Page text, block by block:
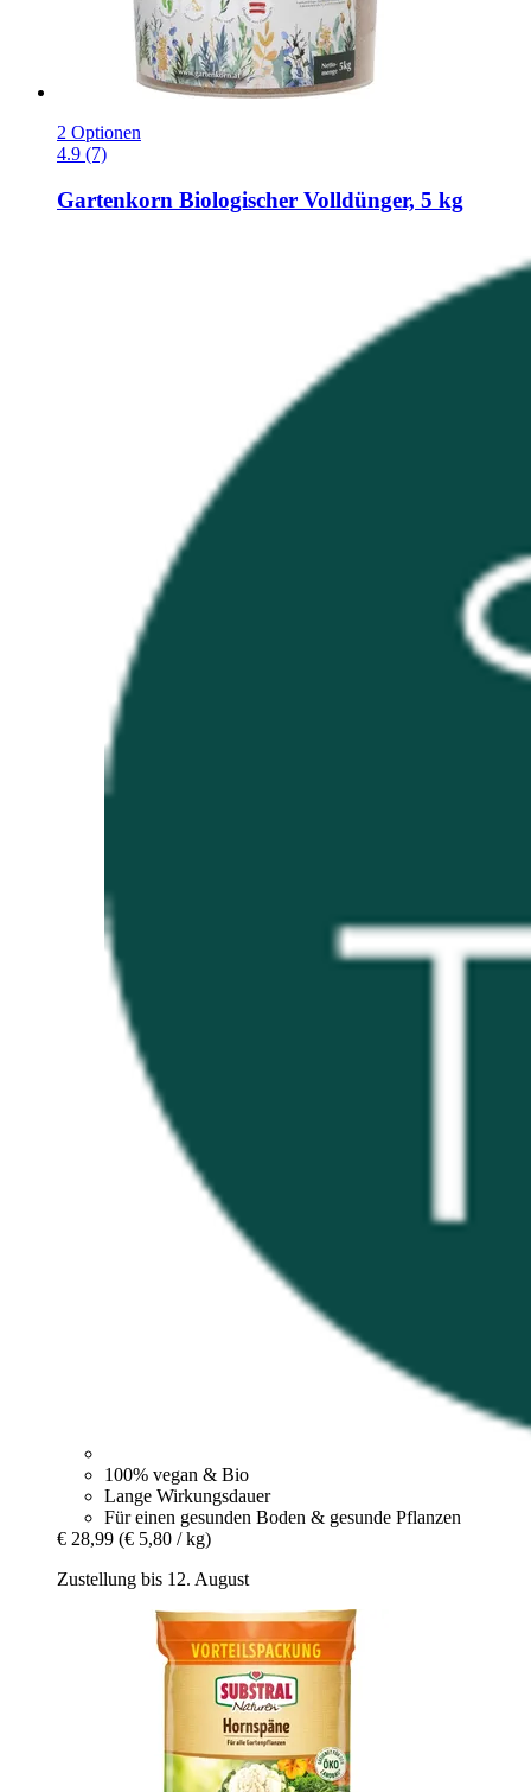
2 Optionen
4.9 (7)
Gartenkorn Biologischer Volldünger, 5 kg
100% vegan & Bio
Lange Wirkungsdauer
Für einen gesunden Boden & gesunde Pflanzen
€ 28,99 (€ 5,80 / kg)
Zustellung bis 12. August